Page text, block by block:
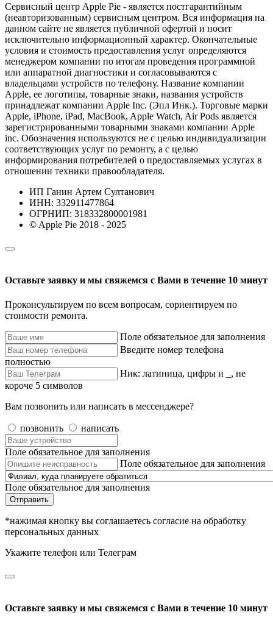
Сервисный центр Apple Pie - является постгарантийным
(неавторизованным) сервисным центром. Вся информация на
данном сайте не является публичной офертой и носит
исключительно информационный характер. Окончательные
условия и стоимость предоставления услуг определяются
менеджером компании по итогам проведения программной
или аппаратной диагностики и согласовываются с
владельцами устройств по телефону. Название компании
Apple, ее логотипы, товарные знаки, названия устройств
принадлежат компании Apple Inc. (Эпл Инк.). Торговые марки
Apple, iPhone, iPad, MacBook, Apple Watch, Air Pods является
зарегистрированными товарными знаками компании Apple
inc. Обозначения используются не с целью индивидуализации
соответствующих услуг по ремонту, а с целью
информирования потребителей о предоставляемых услугах в
отношении техники правообладателя.
ИП Ганин Артем Султанович
ИНН: 332911477864
ОГРНИП: 318332800001981
© Apple Pie 2018 - 2025
Оставьте заявку и мы свяжемся с Вами в течение 10 минут
Проконсультируем по всем вопросам, сориентируем по
стоимости ремонта.
Поле обязательное для заполнения
Введите номер телефона
полностью
Ник: латиница, цифры и _, не
короче 5 символов
Вам позвонить или написать в мессенджере?
позвонить написать
Поле обязательное для заполнения
Поле обязательное для заполнения
Поле обязательное для заполнения
Отправить
*нажимая кнопку вы соглашаетесь согласие на обработку
персональных данных
Укажите телефон или Телеграм
Оставьте заявку и мы свяжемся с Вами в течение 10 минут